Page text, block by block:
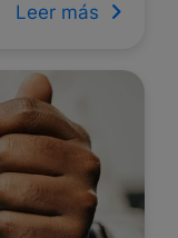
Leer más